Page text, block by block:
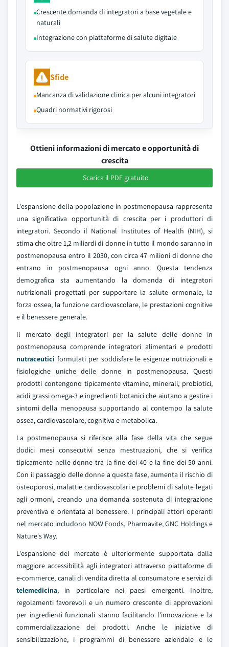
Crescente domanda di integratori a base vegetale e
naturali
Integrazione con piattaforme di salute digitale
Sfide
Mancanza di validazione clinica per alcuni integratori
Quadri normativi rigorosi
Ottieni informazioni di mercato e opportunità di
crescita
Scarica il PDF gratuito
L'espansione della popolazione in postmenopausa rappresenta
una significativa opportunità di crescita per i produttori di
integratori. Secondo il National Institutes of Health (NIH), si
stima che oltre 1,2 miliardi di donne in tutto il mondo saranno in
postmenopausa entro il 2030, con circa 47 milioni di donne che
entrano in postmenopausa ogni anno. Questa tendenza
demografica sta aumentando la domanda di integratori
nutrizionali progettati per supportare la salute ormonale, la
forza ossea, la funzione cardiovascolare, le prestazioni cognitive
e il benessere generale.
Il mercato degli integratori per la salute delle donne in
postmenopausa comprende integratori alimentari e prodotti
nutraceutici formulati per soddisfare le esigenze nutrizionali e
fisiologiche uniche delle donne in postmenopausa. Questi
prodotti contengono tipicamente vitamine, minerali, probiotici,
acidi grassi omega-3 e ingredienti botanici che aiutano a gestire i
sintomi della menopausa supportando al contempo la salute
ossea, cardiovascolare, cognitiva e metabolica.
La postmenopausa si riferisce alla fase della vita che segue
dodici mesi consecutivi senza mestruazioni, che si verifica
tipicamente nelle donne tra la fine dei 40 e la fine dei 50 anni.
Con il passaggio delle donne a questa fase, aumenta il rischio di
osteoporosi, malattie cardiovascolari e problemi di salute legati
agli ormoni, creando una domanda sostenuta di integrazione
preventiva e orientata al benessere. I principali attori operanti
nel mercato includono NOW Foods, Pharmavite, GNC Holdings e
Nature's Way.
L'espansione del mercato è ulteriormente supportata dalla
maggiore accessibilità agli integratori attraverso piattaforme di
e-commerce, canali di vendita diretta al consumatore e servizi di
telemedicina, in particolare nei paesi emergenti. Inoltre,
regolamenti favorevoli e un numero crescente di approvazioni
per ingredienti funzionali stanno facilitando l'innovazione e la
commercializzazione dei prodotti. Anche le iniziative di
sensibilizzazione, i programmi di benessere aziendale e le